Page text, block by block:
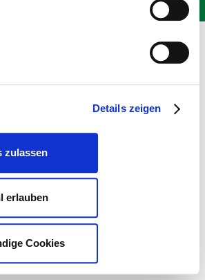
Details zeigen
zulassen
erlauben
Cookies